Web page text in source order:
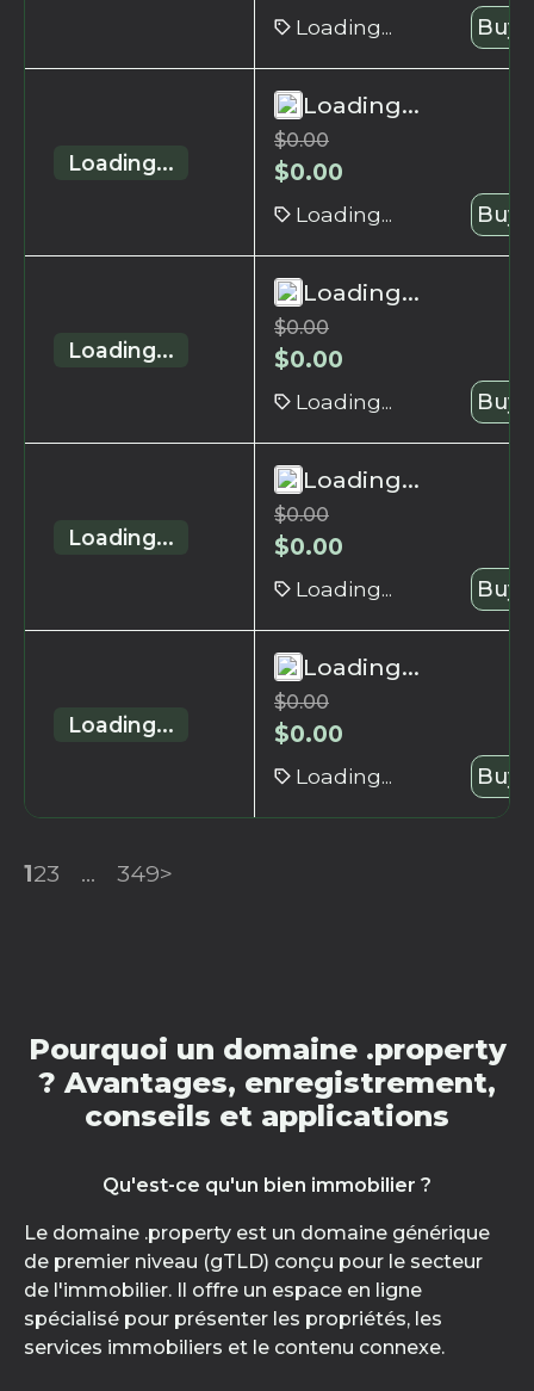
Loading... Buy
Loading...
Loading...
$0.00
$0.00
Loading... Buy
Loading...
Loading...
$0.00
$0.00
Loading... Buy
Loading...
Loading...
$0.00
$0.00
Loading... Buy
Loading...
Loading...
$0.00
$0.00
Loading... Buy
123 ... 349>
Pourquoi un domaine .property
? Avantages, enregistrement,
conseils et applications
Qu'est-ce qu'un bien immobilier ?
Le domaine .property est un domaine générique
de premier niveau (gTLD) conçu pour le secteur
de l'immobilier. Il offre un espace en ligne
spécialisé pour présenter les propriétés, les
services immobiliers et le contenu connexe.